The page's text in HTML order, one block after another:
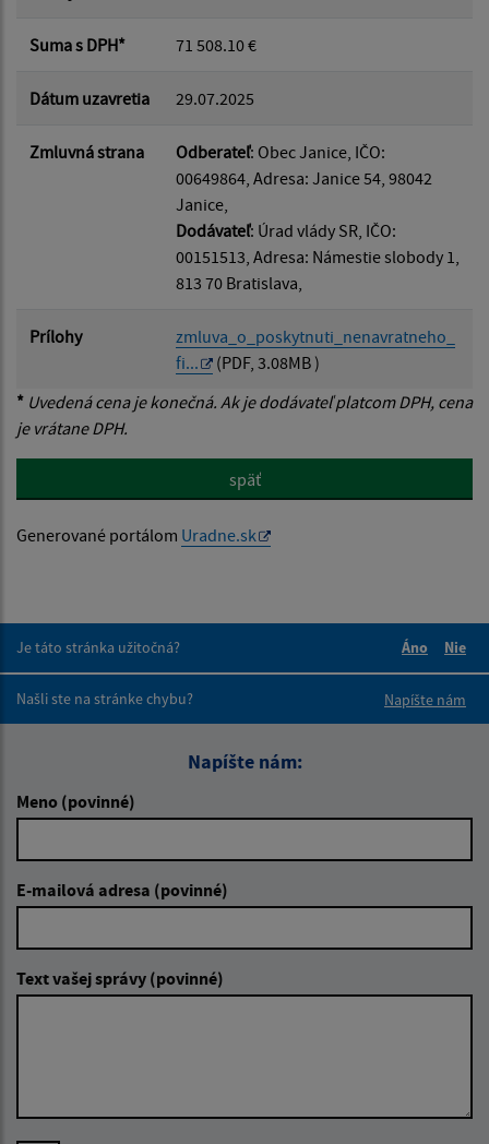
Suma s DPH* 71 508.10 €
Dátum uzavretia 29.07.2025
Zmluvná strana Odberateľ: Obec Janice, IČO:
00649864, Adresa: Janice 54, 98042
Janice,
Dodávateľ: Úrad vlády SR, IČO:
00151513, Adresa: Námestie slobody 1,
813 70 Bratislava,
Prílohy
zmluva_o_poskytnuti_nenavratneho_
fi...
(PDF, 3.08MB )
* Uvedená cena je konečná. Ak je dodávateľ platcom DPH, cena
je vrátane DPH.
späť
Generované portálom Uradne.sk
Je táto stránka užitočná?
Áno
Nie
Našli ste na stránke chybu?
Napíšte nám
Napíšte nám:
Meno (povinné)
E-mailová adresa (povinné)
Text vašej správy (povinné)